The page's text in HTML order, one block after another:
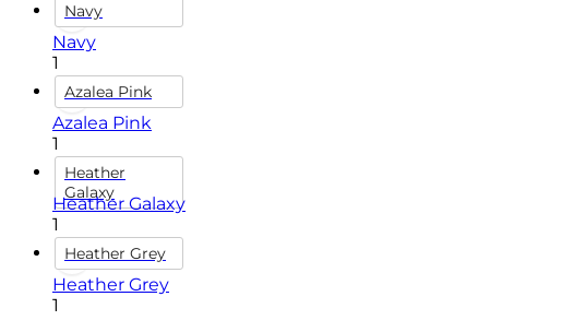
Navy
Navy
1
Azalea Pink
Azalea Pink
1
Heather
Galaxy
Heather Galaxy
1
Heather Grey
Heather Grey
1